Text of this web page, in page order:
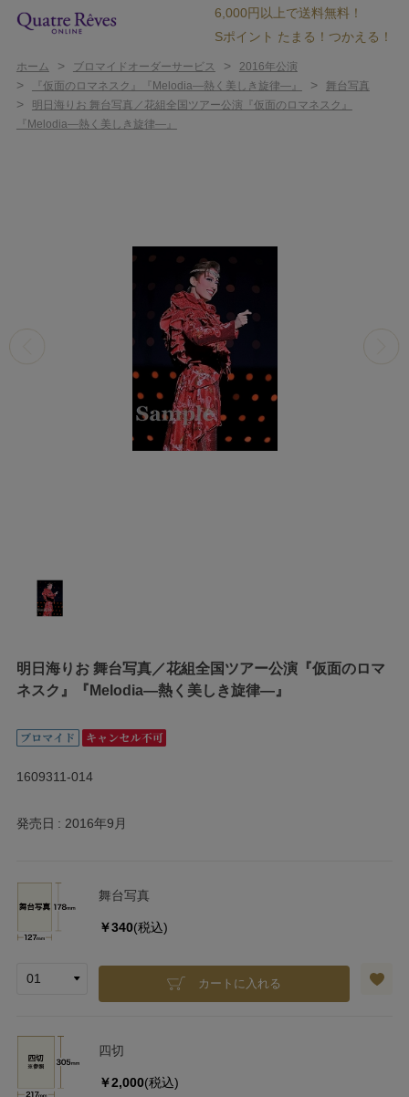
6,000円以上で送料無料！
Sポイント たまる！つかえる！
ホーム > ブロマイドオーダーサービス > 2016年公演
> 『仮面のロマネスク』『Melodia―熱く美しき旋律―』 > 舞台写真
>
明日海りお 舞台写真／花組全国ツアー公演『仮面のロマネスク』
『Melodia―熱く美しき旋律―』
明日海りお 舞台写真／花組全国ツアー公演『仮面のロマ
ネスク』『Melodia―熱く美しき旋律―』
1609311-014
発売日 2016年9月
舞台写真
￥340(税込)
カートに入れる
四切
￥2,000(税込)